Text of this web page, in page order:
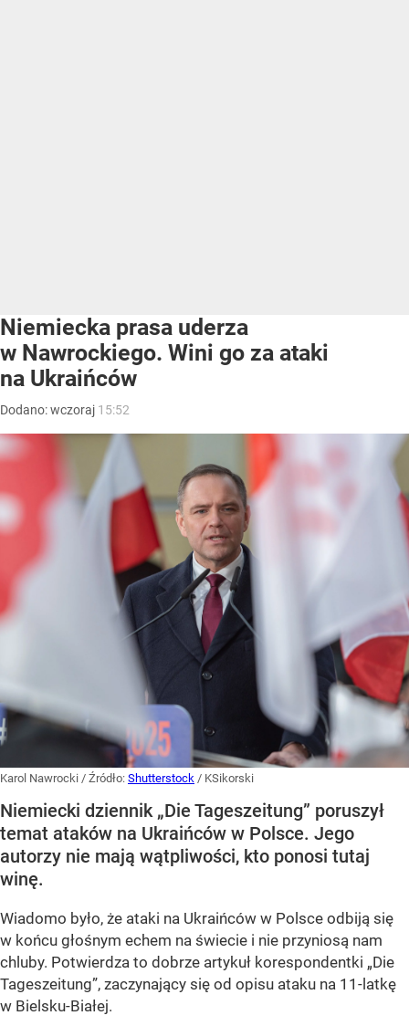
Niemiecka prasa uderza
w Nawrockiego. Wini go za ataki
na Ukraińców
Dodano:wczoraj 15:52
Karol Nawrocki / Źródło: Shutterstock / KSikorski
Niemiecki dziennik „Die Tageszeitung” poruszył
temat ataków na Ukraińców w Polsce. Jego
autorzy nie mają wątpliwości, kto ponosi tutaj
winę.
Wiadomo było, że ataki na Ukraińców w Polsce odbiją się
w końcu głośnym echem na świecie i nie przyniosą nam
chluby. Potwierdza to dobrze artykuł korespondentki „Die
Tageszeitung”, zaczynający się od opisu ataku na 11-latkę
w Bielsku-Białej.